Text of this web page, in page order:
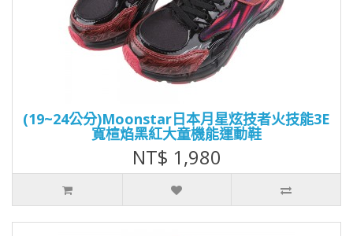
(19~24公分)Moonstar日本月星炫技者火技能3E
寬楦焰黑紅大童機能運動鞋
NT$ 1,980